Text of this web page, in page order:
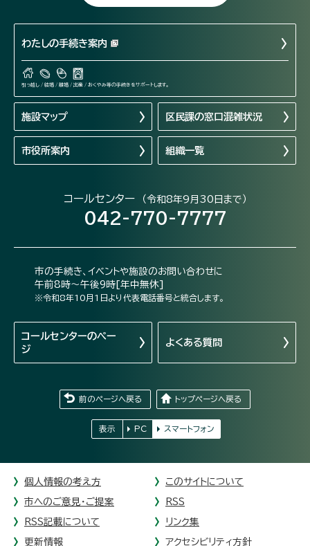
わたしの手続き案内
引っ越し / 結婚 / 離婚 / 出産 / おくやみ等の手続きをサポートします。
施設マップ 区民課の窓口混雑状況
市役所案内 組織一覧
コールセンター （令和8年9月30日まで）
042-770-7777
市の手続き、イベントや施設のお問い合わせに
午前8時～午後9時[年中無休]
※令和8年10月1日より代表電話番号と統合します。
コールセンターのペー
ジ
よくある質問
前のページへ戻る トップページへ戻る
表示 PC スマートフォン
個人情報の考え方 このサイトについて
市へのご意見・ご提案 RSS
RSS記載について リンク集
更新情報 アクセシビリティ方針